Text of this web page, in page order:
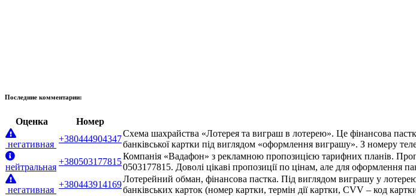
Последние комментарии:
Оценка Номер
негативная
+380444904347
Схема шахрайства «Лотерея та виграш в лотерею». Це фінансова
банківської картки під виглядом «оформлення виграшу». З номеру
нейтральная
+380503177815
Компанія «Вадафон» з рекламною пропозицією тарифних планів.
0503177815. Доволі цікаві пропозиції по цінам, але для оформлення
негативная
+380443914169
Лотерейний обман, фінансова пастка. Під виглядом виграшу у
банківських карток (номер картки, термін дії картки, CVV – код